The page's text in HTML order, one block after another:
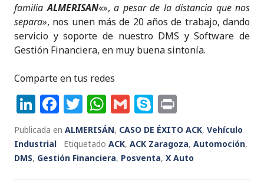
familiaALMERISAN«», a pesar de la distancia que nos
separa», nos unen más de 20 años de trabajo, dando
servicio y soporte de nuestro DMS y Software de
Gestión Financiera, en muy buena sintonía.
Comparte en tus redes
Li
n
k
e
F
a
c
e
T
w
it
te
W
h
a
ts
G
m
ai
l
S
k
y
p
ri
n
t
Publicada en ALMERISÁN, CASO DE ÉXITO ACK, Vehículo
Industrial
Etiquetado ACK, ACK Zaragoza, Automoción,
DMS, Gestión Financiera, Posventa, X Auto